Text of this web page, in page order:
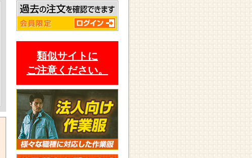
類似サイトに
ご注意ください。